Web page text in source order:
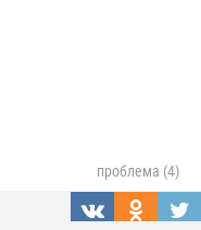
проблема (4)